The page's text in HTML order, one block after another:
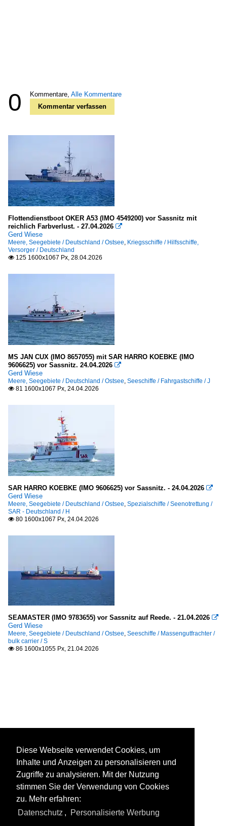
0 Kommentare, Alle Kommentare
Kommentar verfassen
Flottendienstboot OKER A53 (IMO 4549200) vor Sassnitz mit
reichlich Farbverlust. - 27.04.2026 
Gerd Wiese
Meere, Seegebiete / Deutschland / Ostsee, Kriegsschiffe / Hilfsschiffe,
Versorger / Deutschland
 125 1600x1067 Px, 28.04.2026
MS JAN CUX (IMO 8657055) mit SAR HARRO KOEBKE (IMO
9606625) vor Sassnitz. 24.04.2026 
Gerd Wiese
Meere, Seegebiete / Deutschland / Ostsee, Seeschiffe / Fahrgastschiffe / J
 81 1600x1067 Px, 24.04.2026
SAR HARRO KOEBKE (IMO 9606625) vor Sassnitz. - 24.04.2026 
Gerd Wiese
Meere, Seegebiete / Deutschland / Ostsee, Spezialschiffe / Seenotrettung /
SAR - Deutschland / H
 80 1600x1067 Px, 24.04.2026
SEAMASTER (IMO 9783655) vor Sassnitz auf Reede. - 21.04.2026 
Gerd Wiese
Meere, Seegebiete / Deutschland / Ostsee, Seeschiffe / Massengutfrachter /
bulk carrier / S
 86 1600x1055 Px, 21.04.2026
Diese Webseite verwendet Cookies, um
Inhalte und Anzeigen zu personalisieren und
Zugriffe zu analysieren. Mit der Nutzung
stimmen Sie der Verwendung von Cookies
zu. Mehr erfahren:
Datenschutz , Personalisierte Werbung